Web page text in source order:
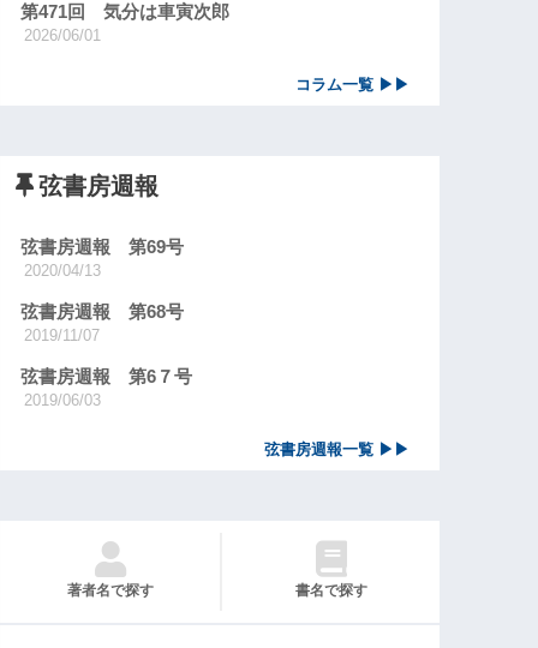
第471回 気分は車寅次郎
2026/06/01
コラム一覧 ▶▶
弦書房週報
弦書房週報 第69号
2020/04/13
弦書房週報 第68号
2019/11/07
弦書房週報 第6７号
2019/06/03
弦書房週報一覧 ▶▶
著者名で探す 書名で探す